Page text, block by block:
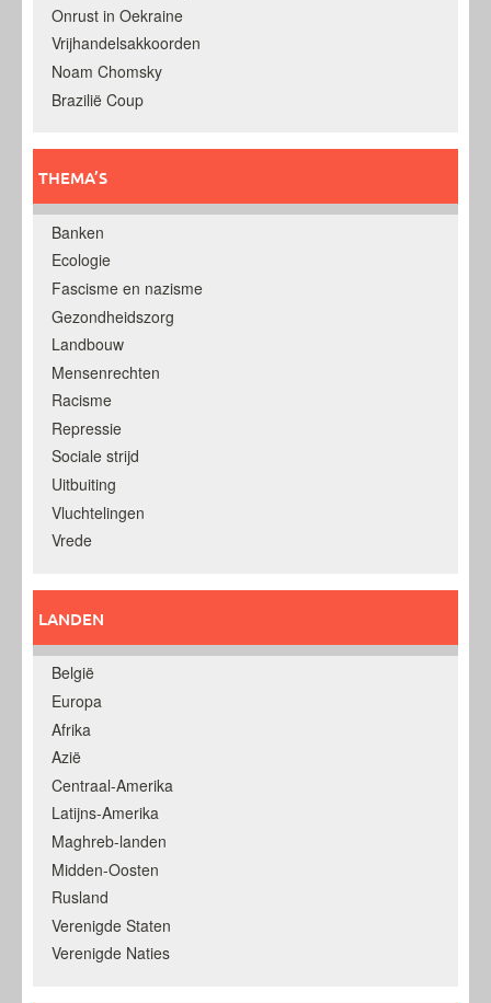
Onrust in Oekraine
Vrijhandelsakkoorden
Noam Chomsky
Brazilië Coup
THEMA’S
Banken
Ecologie
Fascisme en nazisme
Gezondheidszorg
Landbouw
Mensenrechten
Racisme
Repressie
Sociale strijd
Uitbuiting
Vluchtelingen
Vrede
LANDEN
België
Europa
Afrika
Azië
Centraal-Amerika
Latijns-Amerika
Maghreb-landen
Midden-Oosten
Rusland
Verenigde Staten
Verenigde Naties